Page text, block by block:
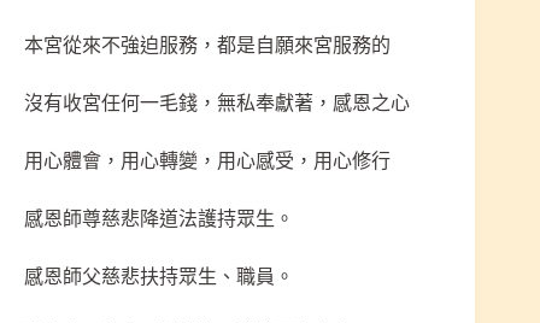
本宮從來不強迫服務，都是自願來宮服務的
沒有收宮任何一毛錢，無私奉獻著，感恩之心
用心體會，用心轉變，用心感受，用心修行
感恩師尊慈悲降道法護持眾生。
感恩師父慈悲扶持眾生、職員。